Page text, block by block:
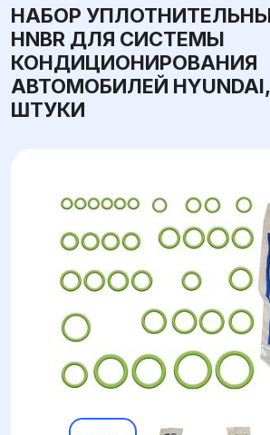
НАБОР
HNBR ДЛЯ СИСТЕМЫ
КОНДИЦИОНИРОВАНИЯ
АВТОМОБИЛЕЙ
ШТУКИ